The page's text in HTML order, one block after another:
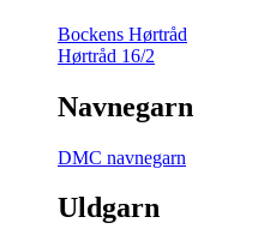
Bockens Hørtråd
Hørtråd 16/2
Navnegarn
DMC navnegarn
Uldgarn